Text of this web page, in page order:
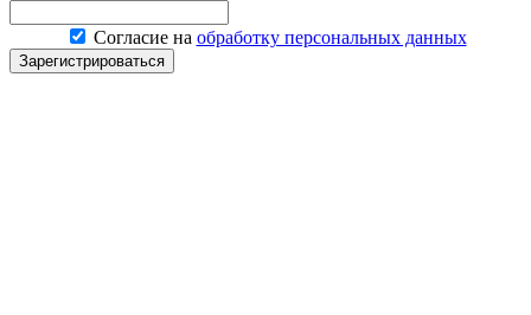
Согласие на обработку персональных данных
Зарегистрироваться